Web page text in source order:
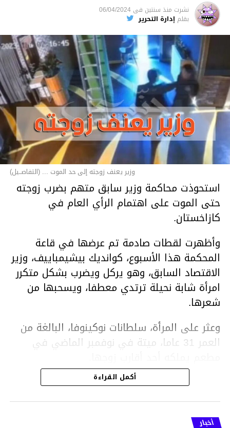
نشرت منذ سنتين فى 06/04/2024
بقلم إدارة التحرير
وزير يعنف زوجته إلى حد الموت ... (التفاصــيل)
استحوذت محاكمة وزير سابق متهم بضرب زوجته
حتى الموت على اهتمام الرأي العام في
كازاخستان.
وأظهرت لقطات صادمة تم عرضها في قاعة
المحكمة هذا الأسبوع، كوانديك بيشيمباييف، وزير
الاقتصاد السابق، وهو يركل ويضرب بشكل متكرر
امرأة شابة نحيلة ترتدي معطفا، ويسحبها من
شعرها.
وعثر على المرأة، سلطانات نوكينوفا، البالغة من
العمر 31 عاما، ميتة في نوفمبر الماضي في
ووفقا لتقرير الطبيب الشرعي، توفيت نوكينوفا
متأثرة بصدمة في الدماغ، وكانت إحدى عظام
أنفها مكسورة وكانت هناك كدمات متعددة على
أكمل القراءة
أخبار